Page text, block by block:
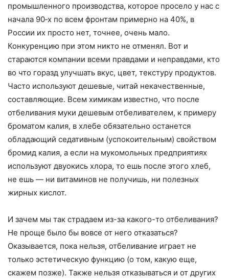
промышленного производства, которое просело у нас с
начала 90‑х по всем фронтам примерно на 40%, в
России их просто нет, точнее, очень мало.
Конкуренцию при этом никто не отменял. Вот и
стараются компании всеми правдами и неправдами, кто
во что горазд улучшать вкус, цвет, текстуру продуктов.
Часто используют дешевые, читай некачественные,
составляющие. Всем химикам известно, что после
отбеливания муки дешевым отбеливателем, к примеру
броматом калия, в хлебе обязательно останется
обладающий седативным (успокоительным) свойством
бромид калия, а если на мукомольных предприятиях
используют двуокись хлора, то ешь после этого хлеб,
не ешь — ни витаминов не получишь, ни полезных
жирных кислот.
И зачем мы так страдаем из-за какого-то отбеливания?
Не проще было бы вовсе от него отказаться?
Оказывается, пока нельзя, отбеливание играет не
только эстетическую функцию (о том, какую еще,
скажем позже). Также нельзя отказываться и от других